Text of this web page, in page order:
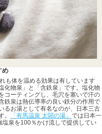
め
も体を温める効果は有しています
化物泉」と「含鉄泉」です。塩化物
コーティングし、毛穴を塞いで汗の
鉄泉は熱伝導率の良い鉄分の作用で
るお湯として有名なのが、日本三古
。
「有馬温泉 太閤の湯」 では日本一
泉を100％かけ流しで提供してい